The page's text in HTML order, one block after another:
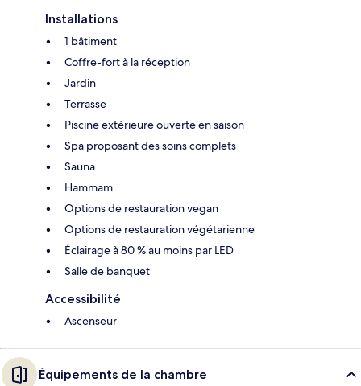
Installations
1 bâtiment
Coffre-fort à la réception
Jardin
Terrasse
Piscine extérieure ouverte en saison
Spa proposant des soins complets
Sauna
Hammam
Options de restauration vegan
Options de restauration végétarienne
Éclairage à 80 % au moins par LED
Salle de banquet
Accessibilité
Ascenseur
Équipements de la chambre